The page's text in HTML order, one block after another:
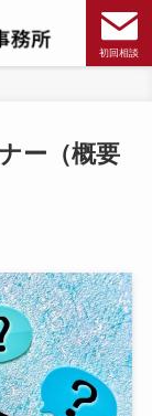
初回相談
ー（概要